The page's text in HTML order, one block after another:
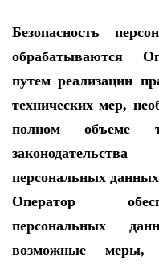
Безопасность
обрабатываются
путем реализации
технических мер,
полном объеме
персональных
Оператор
персональных
возможные меры,